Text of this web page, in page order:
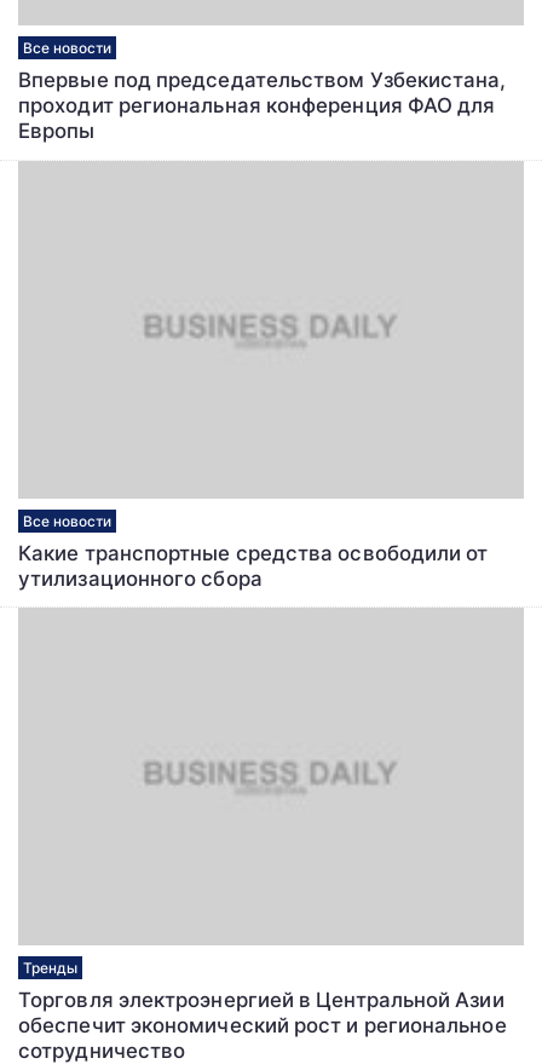
Все новости
Впервые под председательством Узбекистана,
проходит региональная конференция ФАО для
Европы
Все новости
Какие транспортные средства освободили от
утилизационного сбора
Тренды
Торговля электроэнергией в Центральной Азии
обеспечит экономический рост и региональное
сотрудничество